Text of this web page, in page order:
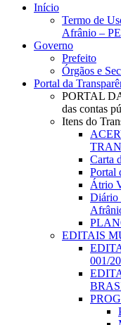
Close
Início
Termo de
Afrânio – PE
Governo
Prefeito
Órgãos e
Portal da
PORTAL
das contas
Itens do
Carta
Portal
Átrio
Diário
EDITAIS
001/